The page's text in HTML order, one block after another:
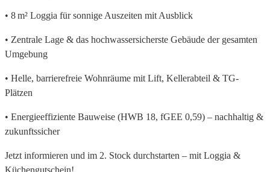
• 8 m² Loggia für sonnige Auszeiten mit Ausblick
• Zentrale Lage & das hochwassersicherste Gebäude der gesamten
Umgebung
• Helle, barrierefreie Wohnräume mit Lift, Kellerabteil & TG-
Plätzen
• Energieeffiziente Bauweise (HWB 18, fGEE 0,59) – nachhaltig &
zukunftssicher
Jetzt informieren und im 2. Stock durchstarten – mit Loggia &
Küchengutschein!